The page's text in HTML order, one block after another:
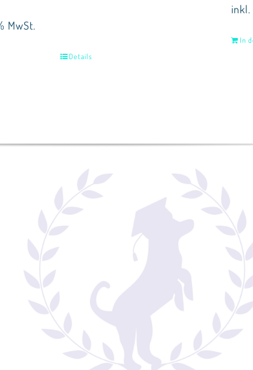
MwSt.
Details
inkl.
In